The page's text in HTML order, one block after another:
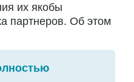
их якобы
партнеров. Об этом